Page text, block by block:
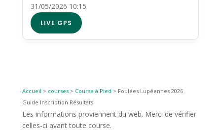
31/05/2026 10:15
LIVE GPS
Accueil > courses> Course à Pied > Foulées Lupéennes 2026
Guide Inscription Résultats
Les informations proviennent du web. Merci de vérifier
celles-ci avant toute course.